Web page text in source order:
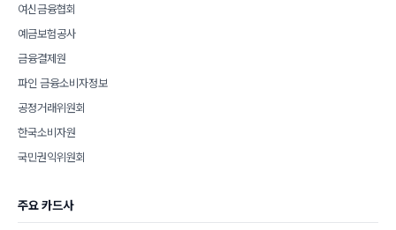
여신금융협회
예금보험공사
금융결제원
파인 금융소비자정보
공정거래위원회
한국소비자원
국민권익위원회
주요 카드사